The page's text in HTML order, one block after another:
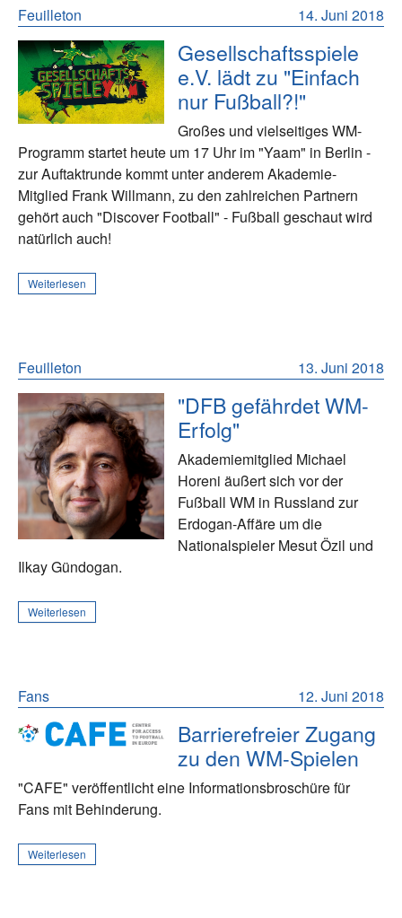
14. Juni 2018
Feuilleton
Gesellschaftsspiele
e.V. lädt zu "Einfach
nur Fußball?!"
Großes und vielseitiges WM-
Programm startet heute um 17 Uhr im "Yaam" in Berlin -
zur Auftaktrunde kommt unter anderem Akademie-
Mitglied Frank Willmann, zu den zahlreichen Partnern
gehört auch "Discover Football" - Fußball geschaut wird
natürlich auch!
Weiterlesen
13. Juni 2018
Feuilleton
"DFB gefährdet WM-
Erfolg"
Akademiemitglied Michael
Horeni äußert sich vor der
Fußball WM in Russland zur
Erdogan-Affäre um die
Nationalspieler Mesut Özil und
Ilkay Gündogan.
Weiterlesen
12. Juni 2018
Fans
Barrierefreier Zugang
zu den WM-Spielen
"CAFE" veröffentlicht eine Informationsbroschüre für
Fans mit Behinderung.
Weiterlesen